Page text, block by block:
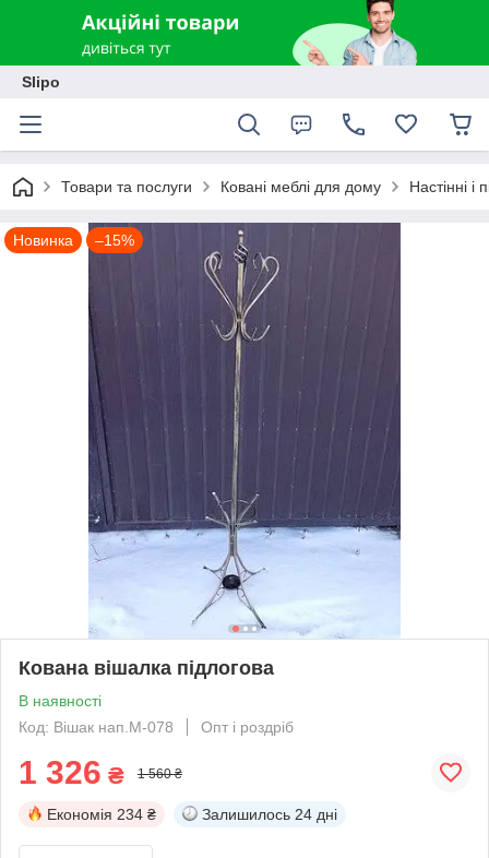
Slipo
Товари та послуги Ковані меблі для дому Настінні і
Новинка –15%
Кована вішалка підлогова
В наявності
Код: Вішак нап.M-078
Опт і роздріб
1 326 ₴ 1 560 ₴
Економія 234 ₴ Залишилось 24 дні